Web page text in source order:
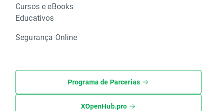
Cursos e eBooks
Educativos
Segurança Online
Programa de Parcerias
XOpenHub.pro